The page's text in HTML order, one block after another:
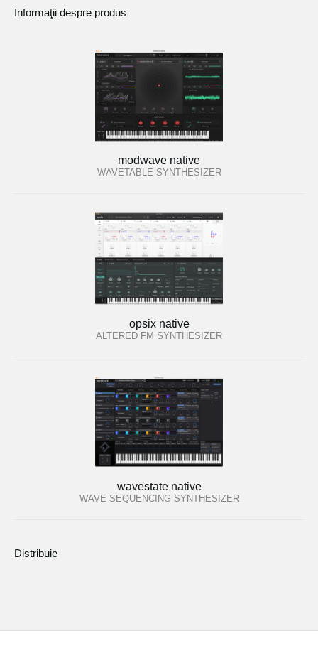
Informaţii despre produs
modwave native
WAVETABLE SYNTHESIZER
opsix native
ALTERED FM SYNTHESIZER
wavestate native
WAVE SEQUENCING SYNTHESIZER
Distribuie